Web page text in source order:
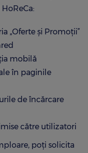
„Oferte și Promoții”
mobilă
în paginile
de încărcare
către utilizatori
poți solicita